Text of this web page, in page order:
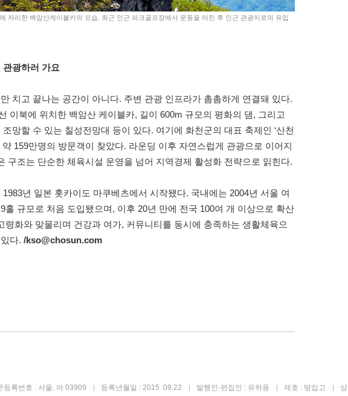
자리한 백암산케이블카의 모습. 최근 인근 파크골프장에서 운동을 마친 후 인근 관광지로의 유입
광하러 가요
치고 끝나는 공간이 아니다. 주변 관광 인프라가 촘촘하게 연결돼 있다.
이북에 위치한 백암산 케이블카, 길이 600m 규모의 평화의 댐, 그리고
망할 수 있는 칠성전망대 등이 있다. 여기에 화천군의 대표 축제인 ‘산천
약 159만명의 방문객이 찾았다. 라운딩 이후 자연스럽게 관광으로 이어지
구조는 단순한 체육시설 운영을 넘어 지역경제 활성화 전략으로 읽힌다.
년 일본 홋카이도 마쿠베츠에서 시작됐다. 국내에는 2004년 서울 여
홀 규모로 처음 도입됐으며, 이후 20년 만에 전국 100여 개 이상으로 확산
령화와 맞물리며 건강과 여가, 커뮤니티를 동시에 충족하는 생활체육으
다. /kso@chosun.com
등록번호 : 서울, 아 03909 등록년월일 : 2015 .09.22 발행인·편집인 : 유하용 제호 : 땅집고